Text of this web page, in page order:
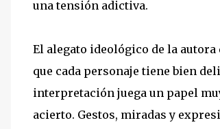
una tensión adictiva.
El alegato ideológico de la autora
que cada personaje tiene bien
interpretación juega un papel
acierto. Gestos, miradas y